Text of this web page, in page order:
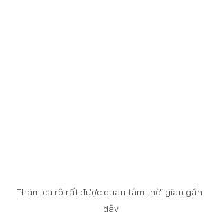
Thảm ca rô rất được quan tâm thời gian gần
đây